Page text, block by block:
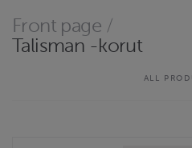
Front page /
Talisman -korut
ALL